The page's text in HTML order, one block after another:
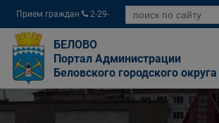
Прием граждан
2-29-
04
БЕЛОВО
Портал Администрации
Беловского городского округа